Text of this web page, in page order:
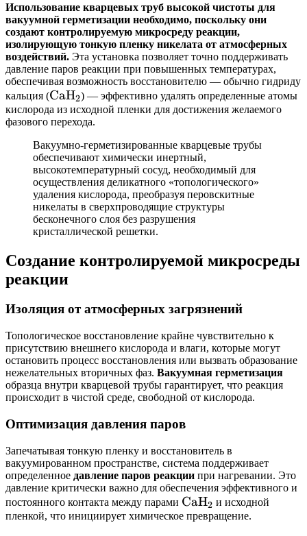
Использование кварцевых труб высокой чистоты для
вакуумной герметизации необходимо, поскольку они
создают контролируемую микросреду реакции,
изолирующую тонкую пленку никелата от атмосферных
воздействий. Эта установка позволяет точно поддерживать
давление паров реакции при повышенных температурах,
обеспечивая возможность восстановителю — обычно гидриду
кальция (\text{CaH}_2
CaH2) — эффективно удалять определенные атомы
кислорода из исходной пленки для достижения желаемого
фазового перехода.
Вакуумно-герметизированные кварцевые трубы
обеспечивают химически инертный,
высокотемпературный сосуд, необходимый для
осуществления деликатного «топологического»
удаления кислорода, преобразуя перовскитные
никелаты в сверхпроводящие структуры
бесконечного слоя без разрушения
кристаллической решетки.
Создание контролируемой микросреды
реакции
Изоляция от атмосферных загрязнений
Топологическое восстановление крайне чувствительно к
присутствию внешнего кислорода и влаги, которые могут
остановить процесс восстановления или вызвать образование
нежелательных вторичных фаз. Вакуумная герметизация
образца внутри кварцевой трубы гарантирует, что реакция
происходит в чистой среде, свободной от кислорода.
Оптимизация давления паров
Запечатывая тонкую пленку и восстановитель в
вакуумированном пространстве, система поддерживает
определенное давление паров реакции при нагревании. Это
давление критически важно для обеспечения эффективного и
постоянного контакта между парами \text{CaH}_2
CaH2 и исходной
пленкой, что инициирует химическое превращение.